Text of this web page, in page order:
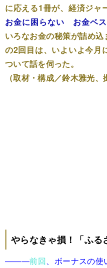
に応える1冊が、経済ジャ
お金に困らない お金ベ
いろなお金の秘策が詰め
の2回目は、いよいよ今月
ついて話を伺った。
（取材・構成／鈴木雅光、
やらなきゃ損！「ふる
―――前回、ボーナスの